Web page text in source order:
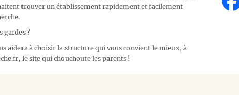
trouver un établissement rapidement et facilement
gardes ?
aidera à choisir la structure qui vous convient le mieux, à
le site qui chouchoute les parents !